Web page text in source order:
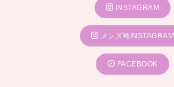
INSTAGRAM
メンズ袴INSTAGRAM
FACEBOOK